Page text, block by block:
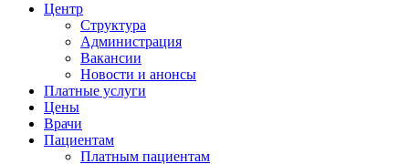
Центр
Структура
Администрация
Вакансии
Новости и анонсы
Платные услуги
Цены
Врачи
Пациентам
Платным пациентам